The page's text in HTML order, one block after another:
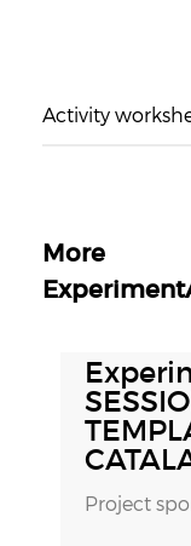
Activity
More
Project